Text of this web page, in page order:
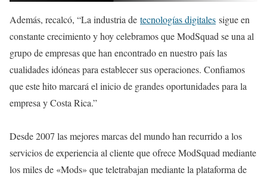
Además, recalcó, “La industria de tecnologías digitales sigue en
constante crecimiento y hoy celebramos que ModSquad se una al
grupo de empresas que han encontrado en nuestro país las
cualidades idóneas para establecer sus operaciones. Confiamos
que este hito marcará el inicio de grandes oportunidades para la
empresa y Costa Rica.”
Desde 2007 las mejores marcas del mundo han recurrido a los
servicios de experiencia al cliente que ofrece ModSquad mediante
los miles de «Mods» que teletrabajan mediante la plataforma de